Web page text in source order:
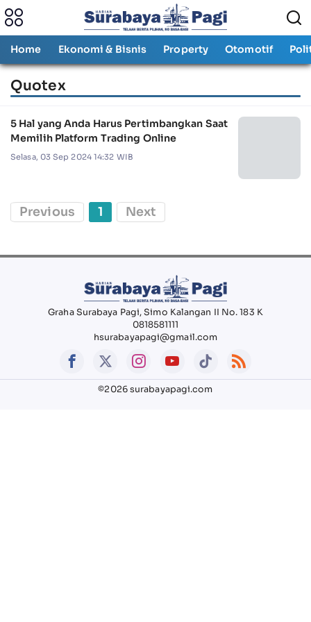
Home Ekonomi & Bisnis Property Otomotif
Quotex
5 Hal yang Anda Harus Pertimbangkan Saat
Memilih Platform Trading Online
Selasa, 03 Sep 2024 14:32 WIB
Previous 1 Next
Graha Surabaya Pagi, Simo Kalangan II No. 183 K
0818581111
hsurabayapagi@gmail.com
©2026 surabayapagi.com